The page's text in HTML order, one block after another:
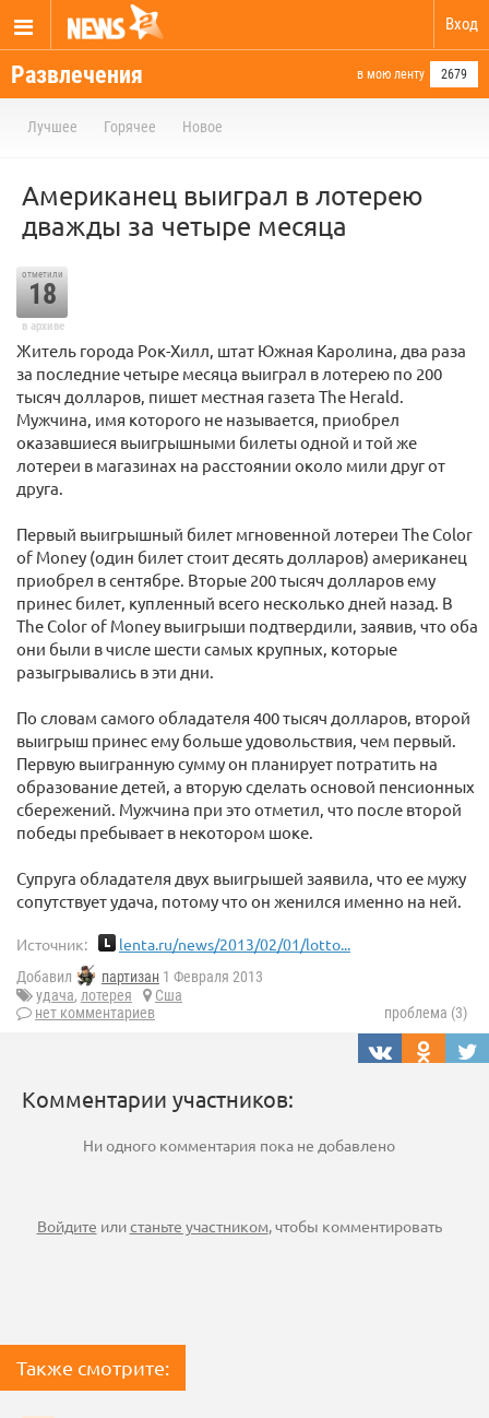
Вход
Развлечения в мою ленту 2679
Лучшее Горячее Новое
Американец выиграл в лотерею
дважды за четыре месяца
отметили
18
в архиве
Житель города Рок-Хилл, штат Южная Каролина, два раза
за последние четыре месяца выиграл в лотерею по 200
тысяч долларов, пишет местная газета The Herald.
Мужчина, имя которого не называется, приобрел
оказавшиеся выигрышными билеты одной и той же
лотереи в магазинах на расстоянии около мили друг от
друга.
Первый выигрышный билет мгновенной лотереи The Color
of Money (один билет стоит десять долларов) американец
приобрел в сентябре. Вторые 200 тысяч долларов ему
принес билет, купленный всего несколько дней назад. В
The Color of Money выигрыши подтвердили, заявив, что оба
они были в числе шести самых крупных, которые
разыгрывались в эти дни.
По словам самого обладателя 400 тысяч долларов, второй
выигрыш принес ему больше удовольствия, чем первый.
Первую выигранную сумму он планирует потратить на
образование детей, а вторую сделать основой пенсионных
сбережений. Мужчина при это отметил, что после второй
победы пребывает в некотором шоке.
Супруга обладателя двух выигрышей заявила, что ее мужу
сопутствует удача, потому что он женился именно на ней.
Источник: lenta.ru/news/2013/02/01/lotto...
Добавил партизан 1 Февраля 2013
удача, лотерея
Сша
нет комментариев
проблема (3)
Комментарии участников:
Ни одного комментария пока не добавлено
Войдите илистаньте участником, чтобы комментировать
Также смотрите: